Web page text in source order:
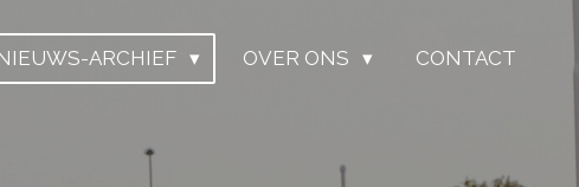
ARCHIEF OVER ONS CONTACT